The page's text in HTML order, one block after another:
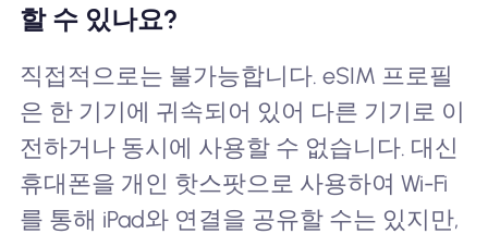
할 수 있나요?
직접적으로는 불가능합니다. eSIM 프로필
은 한 기기에 귀속되어 있어 다른 기기로 이
전하거나 동시에 사용할 수 없습니다. 대신
휴대폰을 개인 핫스팟으로 사용하여 Wi-Fi
를 통해 iPad와 연결을 공유할 수는 있지만,